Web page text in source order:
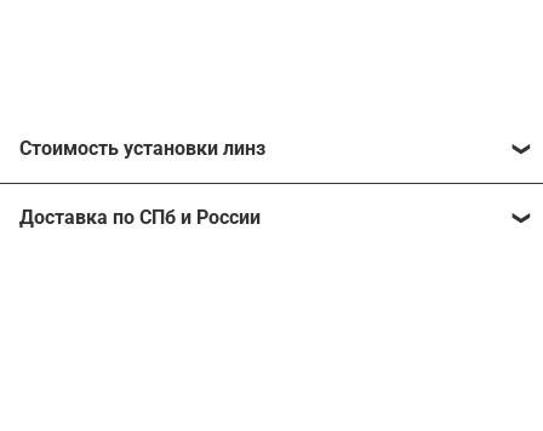
Стоимость установки линз
Расчитать стоимость ваших линз поможет
Доставка по СПб и России